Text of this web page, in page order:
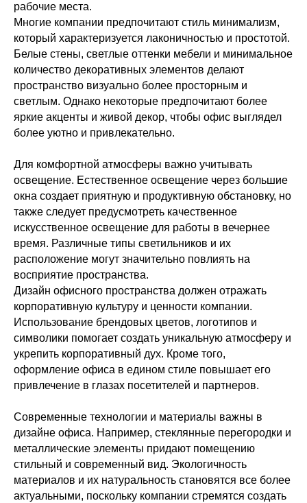
рабочие места.
Многие компании предпочитают стиль минимализм,
который характеризуется лаконичностью и простотой.
Белые стены, светлые оттенки мебели и минимальное
количество декоративных элементов делают
пространство визуально более просторным и
светлым. Однако некоторые предпочитают более
яркие акценты и живой декор, чтобы офис выглядел
более уютно и привлекательно.
Для комфортной атмосферы важно учитывать
освещение. Естественное освещение через большие
окна создает приятную и продуктивную обстановку, но
также следует предусмотреть качественное
искусственное освещение для работы в вечернее
время. Различные типы светильников и их
расположение могут значительно повлиять на
восприятие пространства.
Дизайн офисного пространства должен отражать
корпоративную культуру и ценности компании.
Использование брендовых цветов, логотипов и
символики помогает создать уникальную атмосферу и
укрепить корпоративный дух. Кроме того,
оформление офиса в едином стиле повышает его
привлечение в глазах посетителей и партнеров.
Современные технологии и материалы важны в
дизайне офиса. Например, стеклянные перегородки и
металлические элементы придают помещению
стильный и современный вид. Экологичность
материалов и их натуральность становятся все более
актуальными, поскольку компании стремятся создать